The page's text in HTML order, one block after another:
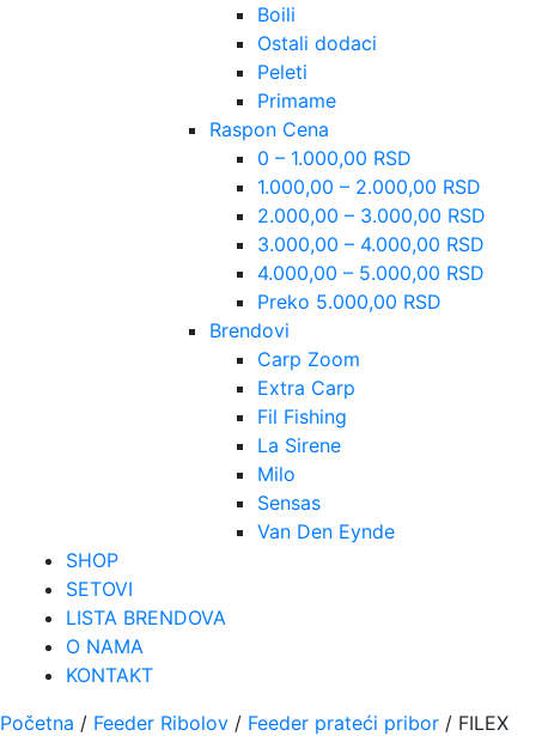
Boili
Ostali dodaci
Peleti
Primame
Raspon Cena
0 – 1.000,00 RSD
1.000,00 – 2.000,00 RSD
2.000,00 – 3.000,00 RSD
3.000,00 – 4.000,00 RSD
4.000,00 – 5.000,00 RSD
Preko 5.000,00 RSD
Brendovi
Carp Zoom
Extra Carp
Fil Fishing
La Sirene
Milo
Sensas
Van Den Eynde
SHOP
SETOVI
LISTA BRENDOVA
O NAMA
KONTAKT
Početna / Feeder Ribolov / Feeder prateći pribor / FILEX